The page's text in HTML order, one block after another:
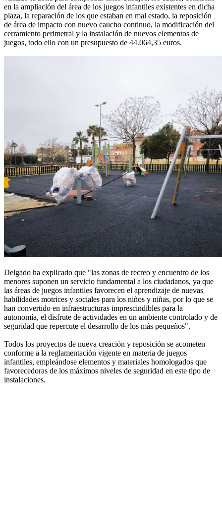
en la ampliación del área de los juegos infantiles existentes en dicha
plaza, la reparación de los que estaban en mal estado, la reposición
de área de impacto con nuevo caucho continuo, la modificación del
cerramiento perimetral y la instalación de nuevos elementos de
juegos, todo ello con un presupuesto de 44.064,35 euros.
Delgado ha explicado que "las zonas de recreo y encuentro de los
menores suponen un servicio fundamental a los ciudadanos, ya que
las áreas de juegos infantiles favorecen el aprendizaje de nuevas
habilidades motrices y sociales para los niños y niñas, por lo que se
han convertido en infraestructuras imprescindibles para la
autonomía, el disfrute de actividades en un ambiente controlado y de
seguridad que repercute el desarrollo de los más pequeños".
Todos los proyectos de nueva creación y reposición se acometen
conforme a la reglamentación vigente en materia de juegos
infantiles, empleándose elementos y materiales homologados que
favorecedoras de los máximos niveles de seguridad en este tipo de
instalaciones.